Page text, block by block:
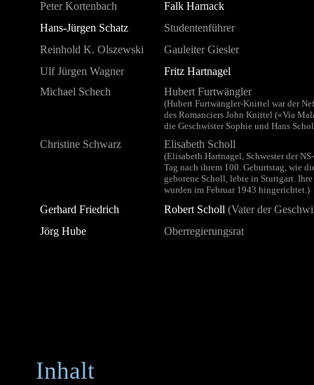
Peter Kortenbach
Falk Harnack
Hans-Jürgen Schatz
Studentenführer
Reinhold K. Olszewski
Gauleiter Giesler
Ulf Jürgen Wagner
Fritz Hartnagel
Michael Schech
Hubert Furtwängler
(Hubert Furtwängler-Knittel war der
des Romanciers John Knittel («Via
die Geschwister Sophie und Hans
Christine Schwarz Elisabeth Scholl
(Elisabeth Hartnagel, Schwester der
Tag nach ihrem 100. Geburtstag, wie
geborene Scholl, lebte in Stuttgart.
wurden im Februar 1943 hingerichtet.)
Gerhard Friedrich Robert Scholl (Vater der
Jörg Hube
Oberregierungsrat
Inhalt